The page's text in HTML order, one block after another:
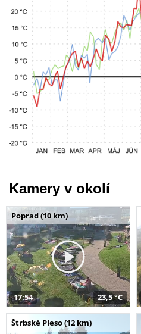
Kamery v okolí
Poprad (10 km)
17:54 23,5 °C
Štrbské Pleso (12 km)